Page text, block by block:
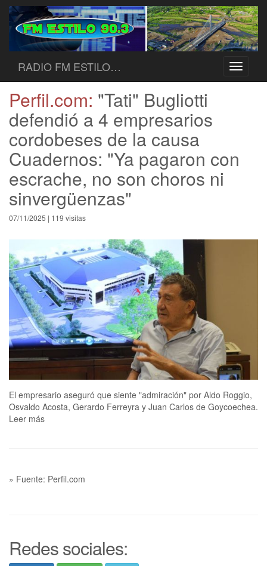
Toggle
RADIO FM ESTILO…
Perfil.com: "Tati" Bugliotti
defendió a 4 empresarios
cordobeses de la causa
Cuadernos: "Ya pagaron con
escrache, no son choros ni
sinvergüenzas"
07/11/2025 | 119 visitas
El empresario aseguró que siente "admiración" por Aldo Roggio,
Osvaldo Acosta, Gerardo Ferreyra y Juan Carlos de Goycoechea.
Leer más
» Fuente: Perfil.com
Redes sociales: